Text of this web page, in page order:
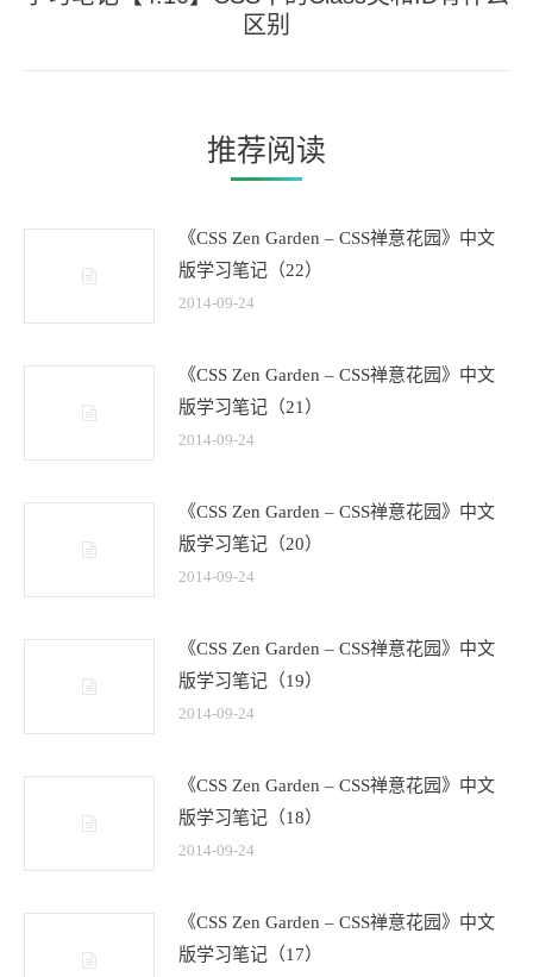
来
区别
推荐阅读
《CSS Zen Garden – CSS禅意花园》中文
版学习笔记（22）
2014-09-24
《CSS Zen Garden – CSS禅意花园》中文
版学习笔记（21）
2014-09-24
《CSS Zen Garden – CSS禅意花园》中文
版学习笔记（20）
2014-09-24
《CSS Zen Garden – CSS禅意花园》中文
版学习笔记（19）
2014-09-24
《CSS Zen Garden – CSS禅意花园》中文
版学习笔记（18）
2014-09-24
《CSS Zen Garden – CSS禅意花园》中文
版学习笔记（17）